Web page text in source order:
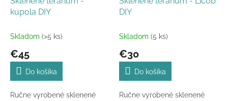
kupola DIY
Skladom (>5 ks)
€45
Do košíka
Ručne vyrobené sklenené
DIY
Skladom (5 ks)
€30
Do košíka
Ručne vyrobené sklenené